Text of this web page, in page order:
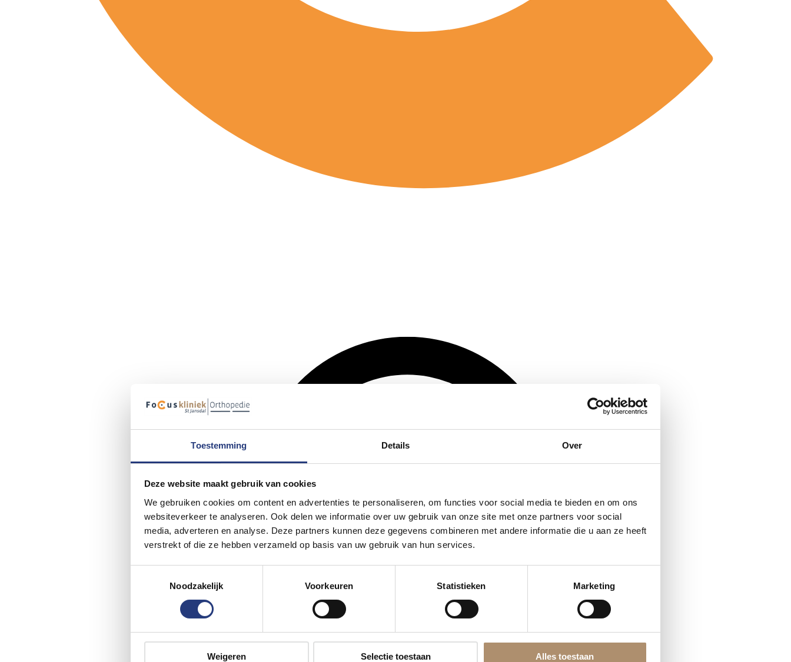
Toestemming Details Over
Deze website maakt gebruik van cookies
We gebruiken cookies om content en advertenties te personaliseren, om functies voor social media te bieden en om ons
websiteverkeer te analyseren. Ook delen we informatie over uw gebruik van onze site met onze partners voor social
media, adverteren en analyse. Deze partners kunnen deze gegevens combineren met andere informatie die u aan ze heeft
verstrekt of die ze hebben verzameld op basis van uw gebruik van hun services.
Noodzakelijk
Voorkeuren Statistieken Marketing
Weigeren Selectie toestaan Alles toestaan